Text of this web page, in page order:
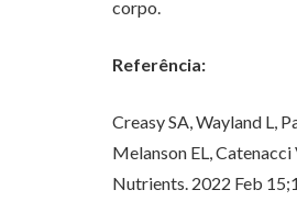
corpo.
Referência:
Creasy SA, Wayland L,
Melanson EL, Catenacci
Nutrients. 2022 Feb